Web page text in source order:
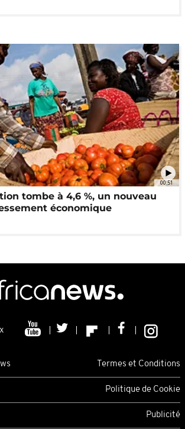
00:51
tombe à 4,6 %, un nouveau
économique
Termes et Conditions
Politique de Cookie
Publicité